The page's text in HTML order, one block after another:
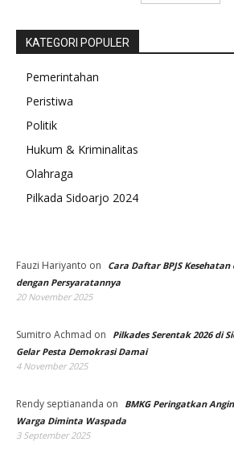
KATEGORI POPULER
Pemerintahan
Peristiwa
Politik
Hukum & Kriminalitas
Olahraga
Pilkada Sidoarjo 2024
Fauzi Hariyanto on
Cara Daftar BPJS
dengan Persyaratannya
20 November 2025
Sumitro Achmad on
Pilkades Serentak 2026 di
Gelar Pesta Demokrasi Damai
4 November 2025
Rendy septiananda on
BMKG Peringatkan
Warga Diminta Waspada
3 September 2025